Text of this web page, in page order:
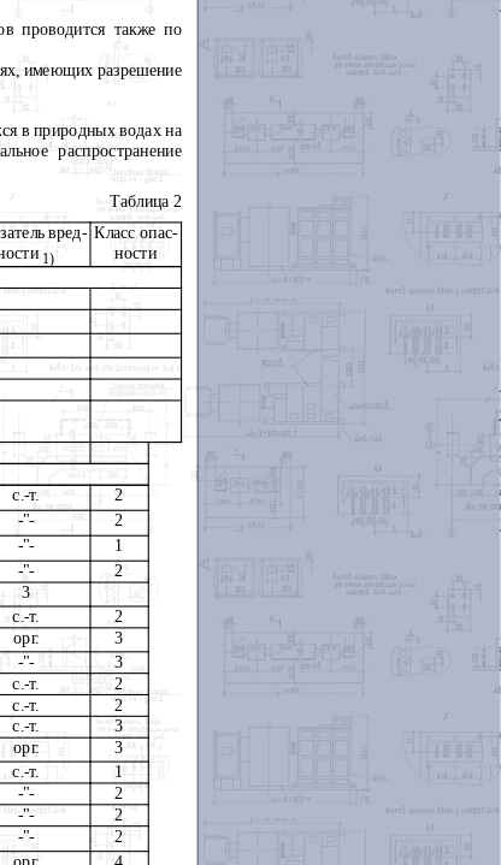
проводится также по
имеющих разрешение
в природных водах на
распространение
Таблица 2
вред­
1)
Класс опас­
ности
с.-т.
2
-"-
2
-"- 1
-"- 2
3
с.-т.
2
орг. 3
-"-
3
с.-т. 2
с.-т.
2
с.-т. 3
орг.
3
с.-т. 1
-"-
2
-"- 2
-"- 2